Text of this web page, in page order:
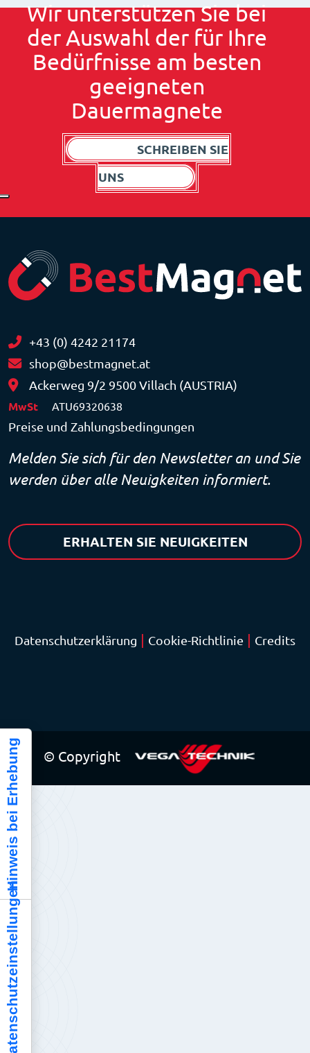
Wir unterstützen Sie bei
der Auswahl der für Ihre
Bedürfnisse am besten
geeigneten
Dauermagnete
SCHREIBEN SIE
UNS
+43 (0) 4242 21174
shop@bestmagnet.at
Ackerweg 9/2 9500 Villach (AUSTRIA)
MwSt ATU69320638
Preise und Zahlungsbedingungen
Melden Sie sich für den Newsletter an und Sie
werden über alle Neuigkeiten informiert.
ERHALTEN SIE NEUIGKEITEN
Datenschutzerklärung Cookie-Richtlinie Credits
© Copyright
Ihre Datenschutzeinstellungen
Hinweis bei Erhebung